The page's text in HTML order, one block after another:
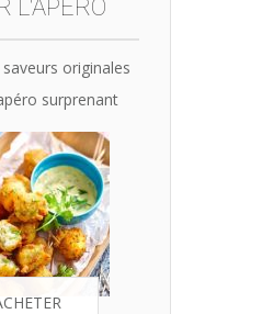
L'APÉRO
originales
surprenant